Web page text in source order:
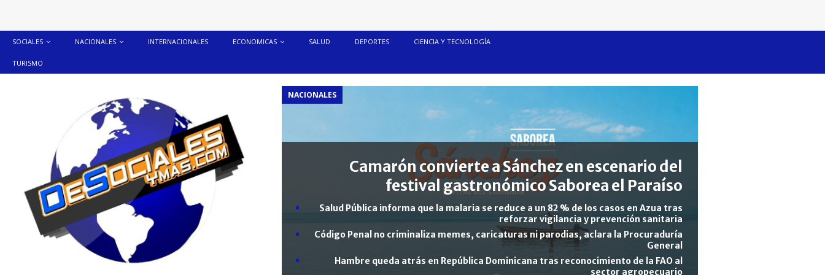
SOCIALES NACIONALES INTERNACIONALES ECONOMICAS SALUD DEPORTES CIENCIA Y TECNOLOGÍA
TURISMO
NACIONALES
Camarón convierte a Sánchez en escenario del
festival gastronómico Saborea el Paraíso
Salud Pública informa que la malaria se reduce a un 82 % de los casos en Azua tras
reforzar vigilancia y prevención sanitaria
Código Penal no criminaliza memes, caricaturas ni parodias, aclara la Procuraduría
General
Hambre queda atrás en República Dominicana tras reconocimiento de la FAO al
sector agropecuario